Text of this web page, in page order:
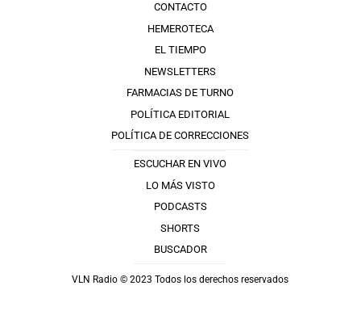
CONTACTO
HEMEROTECA
EL TIEMPO
NEWSLETTERS
FARMACIAS DE TURNO
POLÍTICA EDITORIAL
POLÍTICA DE CORRECCIONES
ESCUCHAR EN VIVO
LO MÁS VISTO
PODCASTS
SHORTS
BUSCADOR
VLN Radio © 2023 Todos los derechos reservados